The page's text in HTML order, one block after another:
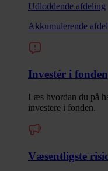
Udloddende afdeling
Akkumulerende
Investér i fonden
Læs hvordan du på
investere i fonden.
Væsentligste